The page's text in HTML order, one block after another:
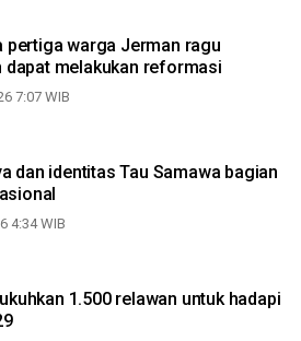
pertiga warga Jerman ragu
dapat melakukan reformasi
7:07 WIB
dan identitas Tau Samawa bagian
4:34 WIB
1.500 relawan untuk hadapi